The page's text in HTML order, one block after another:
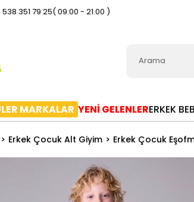
351 79 25( 09:00 - 21.00 )
MARKALAR YENİ GELENLERERKEK
Erkek Çocuk Alt Giyim Erkek Çocuk